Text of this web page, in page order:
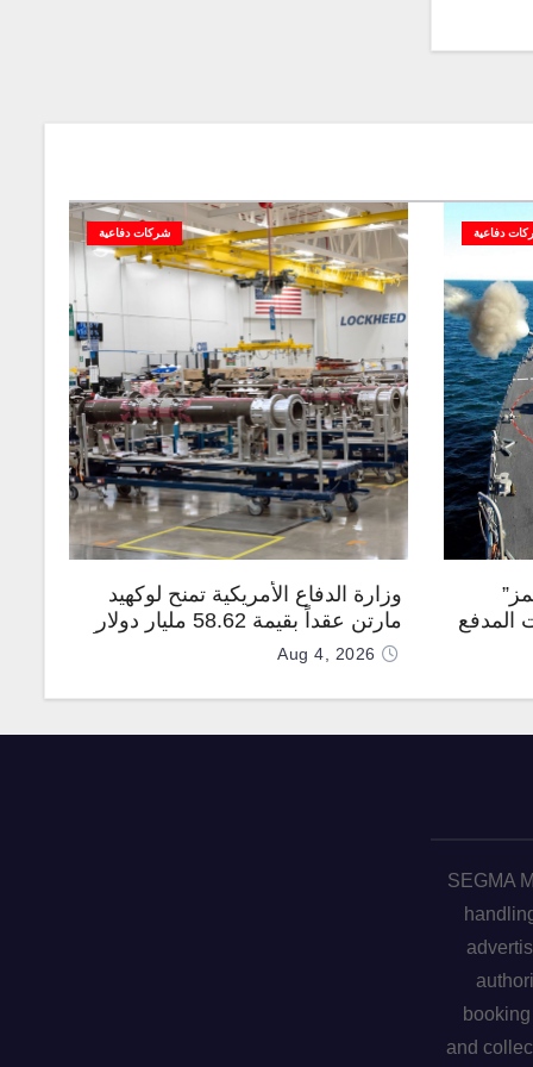
دفاعية
المدفع
شركات دفاعية
وزارة الدفاع الأمريكية تمنح لوكهيد
مارتن عقداً بقيمة 58.62 مليار دولار
Aug 4, 2026
SEGMA
and